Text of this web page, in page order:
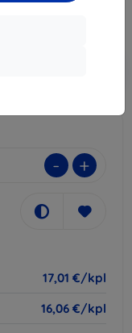
- +
17,01 €/kpl
16,06 €/kpl